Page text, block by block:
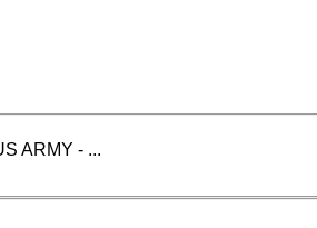
ARMY - ...